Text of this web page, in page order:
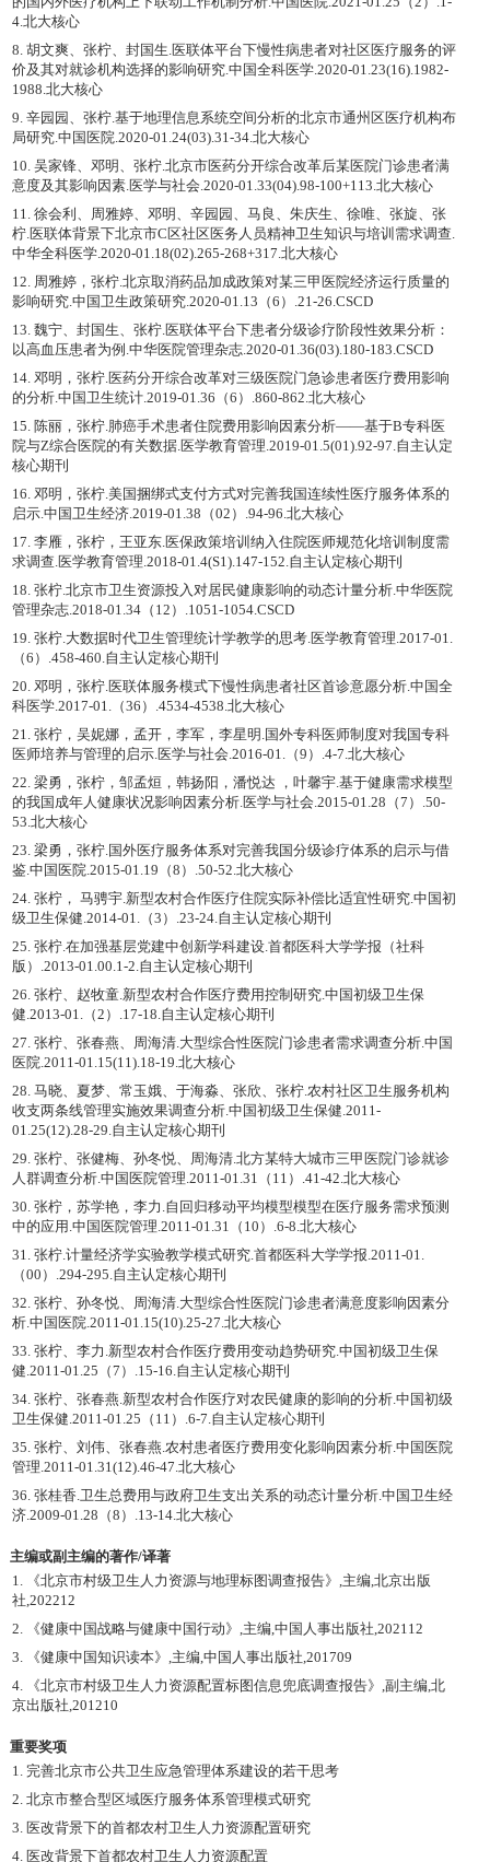
4.北大核心
8. 胡文爽、张柠、封国生.医联体平台下慢性病患者对社区医疗服务的评
价及其对就诊机构选择的影响研究.中国全科医学.2020-01.23(16).1982-
1988.北大核心
9. 辛园园、张柠.基于地理信息系统空间分析的北京市通州区医疗机构布
局研究.中国医院.2020-01.24(03).31-34.北大核心
10. 吴家锋、邓明、张柠.北京市医药分开综合改革后某医院门诊患者满
意度及其影响因素.医学与社会.2020-01.33(04).98-100+113.北大核心
11. 徐会利、周雅婷、邓明、辛园园、马良、朱庆生、徐唯、张旋、张
柠.医联体背景下北京市C区社区医务人员精神卫生知识与培训需求调查.
中华全科医学.2020-01.18(02).265-268+317.北大核心
12. 周雅婷，张柠.北京取消药品加成政策对某三甲医院经济运行质量的
影响研究.中国卫生政策研究.2020-01.13（6）.21-26.CSCD
13. 魏宁、封国生、张柠.医联体平台下患者分级诊疗阶段性效果分析：
以高血压患者为例.中华医院管理杂志.2020-01.36(03).180-183.CSCD
14. 邓明，张柠.医药分开综合改革对三级医院门急诊患者医疗费用影响
的分析.中国卫生统计.2019-01.36（6）.860-862.北大核心
15. 陈丽，张柠.肺癌手术患者住院费用影响因素分析——基于B专科医
院与Z综合医院的有关数据.医学教育管理.2019-01.5(01).92-97.自主认定
核心期刊
16. 邓明，张柠.美国捆绑式支付方式对完善我国连续性医疗服务体系的
启示.中国卫生经济.2019-01.38（02）.94-96.北大核心
17. 李雁，张柠，王亚东.医保政策培训纳入住院医师规范化培训制度需
求调查.医学教育管理.2018-01.4(S1).147-152.自主认定核心期刊
18. 张柠.北京市卫生资源投入对居民健康影响的动态计量分析.中华医院
管理杂志.2018-01.34（12）.1051-1054.CSCD
19. 张柠.大数据时代卫生管理统计学教学的思考.医学教育管理.2017-01.
（6）.458-460.自主认定核心期刊
20. 邓明，张柠.医联体服务模式下慢性病患者社区首诊意愿分析.中国全
科医学.2017-01.（36）.4534-4538.北大核心
21. 张柠，吴妮娜，孟开，李军，李星明.国外专科医师制度对我国专科
医师培养与管理的启示.医学与社会.2016-01.（9）.4-7.北大核心
22. 梁勇，张柠，邹孟烜，韩扬阳，潘悦达 ，叶馨宇.基于健康需求模型
的我国成年人健康状况影响因素分析.医学与社会.2015-01.28（7）.50-
53.北大核心
23. 梁勇，张柠.国外医疗服务体系对完善我国分级诊疗体系的启示与借
鉴.中国医院.2015-01.19（8）.50-52.北大核心
24. 张柠， 马骋宇.新型农村合作医疗住院实际补偿比适宜性研究.中国初
级卫生保健.2014-01.（3）.23-24.自主认定核心期刊
25. 张柠.在加强基层党建中创新学科建设.首都医科大学学报（社科
版）.2013-01.00.1-2.自主认定核心期刊
26. 张柠、赵牧童.新型农村合作医疗费用控制研究.中国初级卫生保
健.2013-01.（2）.17-18.自主认定核心期刊
27. 张柠、张春燕、周海清.大型综合性医院门诊患者需求调查分析.中国
医院.2011-01.15(11).18-19.北大核心
28. 马晓、夏梦、常玉娥、于海淼、张欣、张柠.农村社区卫生服务机构
收支两条线管理实施效果调查分析.中国初级卫生保健.2011-
01.25(12).28-29.自主认定核心期刊
29. 张柠、张健梅、孙冬悦、周海清.北方某特大城市三甲医院门诊就诊
人群调查分析.中国医院管理.2011-01.31（11）.41-42.北大核心
30. 张柠，苏学艳，李力.自回归移动平均模型模型在医疗服务需求预测
中的应用.中国医院管理.2011-01.31（10）.6-8.北大核心
31. 张柠.计量经济学实验教学模式研究.首都医科大学学报.2011-01.
（00）.294-295.自主认定核心期刊
32. 张柠、孙冬悦、周海清.大型综合性医院门诊患者满意度影响因素分
析.中国医院.2011-01.15(10).25-27.北大核心
33. 张柠、李力.新型农村合作医疗费用变动趋势研究.中国初级卫生保
健.2011-01.25（7）.15-16.自主认定核心期刊
34. 张柠、张春燕.新型农村合作医疗对农民健康的影响的分析.中国初级
卫生保健.2011-01.25（11）.6-7.自主认定核心期刊
35. 张柠、刘伟、张春燕.农村患者医疗费用变化影响因素分析.中国医院
管理.2011-01.31(12).46-47.北大核心
36. 张桂香.卫生总费用与政府卫生支出关系的动态计量分析.中国卫生经
济.2009-01.28（8）.13-14.北大核心
主编或副主编的著作/译著
1. 《北京市村级卫生人力资源与地理标图调查报告》,主编,北京出版
社,202212
2. 《健康中国战略与健康中国行动》,主编,中国人事出版社,202112
3. 《健康中国知识读本》,主编,中国人事出版社,201709
4. 《北京市村级卫生人力资源配置标图信息兜底调查报告》,副主编,北
京出版社,201210
重要奖项
1. 完善北京市公共卫生应急管理体系建设的若干思考
2. 北京市整合型区域医疗服务体系管理模式研究
3. 医改背景下的首都农村卫生人力资源配置研究
4. 医改背景下首都农村卫生人力资源配置